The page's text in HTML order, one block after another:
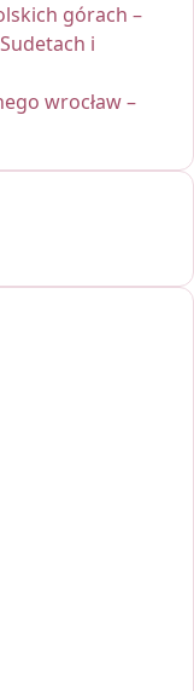
górach –
i
wrocław –